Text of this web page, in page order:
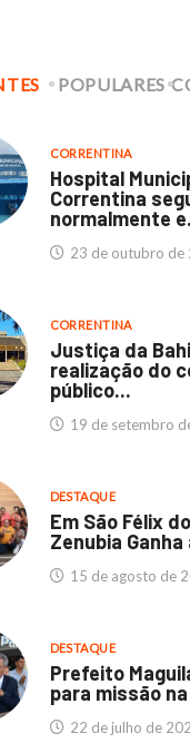
POPULARES
CORRENTINA
Hospital
Correntina
normalmente
23 de outubro de
CORRENTINA
Justiça da
realização do
público...
19 de setembro
DESTAQUE
Em São Félix
Zenubia Ganha
15 de agosto de
DESTAQUE
Prefeito
para missão
22 de julho de